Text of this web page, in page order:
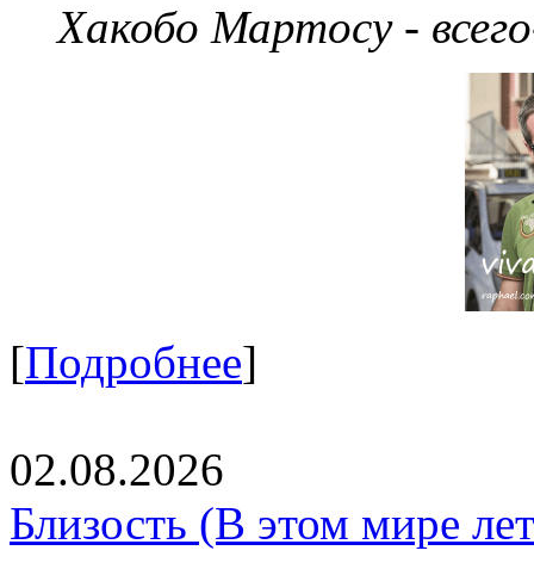
Хакобо Мартосу -
[Подробнее]
02.08.2026
Близость (В этом мире